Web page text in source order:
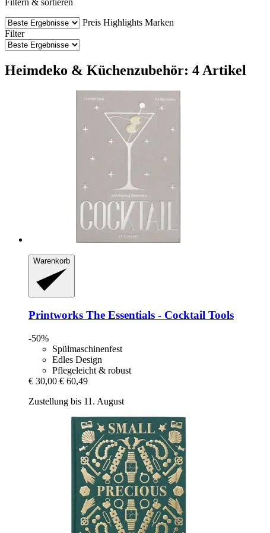
Preis Highlights Marken
Filter
Heimdeko & Küchenzubehör: 4 Artikel
Warenkorb
Printworks The Essentials -​ Cocktail Tools
-50%
Spülmaschinenfest
Edles Design
Pflegeleicht & robust
€ 30,00 € 60,49
Zustellung bis 11. August